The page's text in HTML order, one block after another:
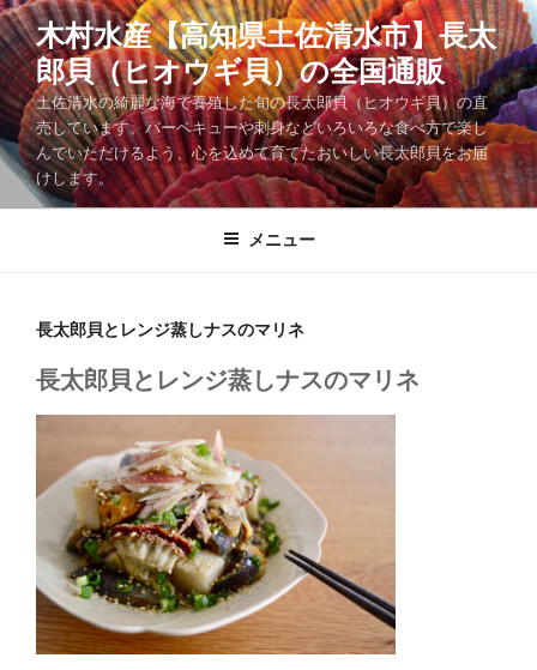
コ
ン
テ
ン
ツ
へ
キ
木村水産【高知県土佐清水市】長太
郎貝（ヒオウギ貝）の全国通販
土佐清水の綺麗な海で養殖した旬の長太郎貝（ヒオウギ貝）の直
売しています。バーベキューや刺身などいろいろな食べ方で楽し
んでいただけるよう、心を込めて育てたおいしい長太郎貝をお届
けします。
メニュー
長太郎貝とレンジ蒸しナスのマリネ
長太郎貝とレンジ蒸しナスのマリネ